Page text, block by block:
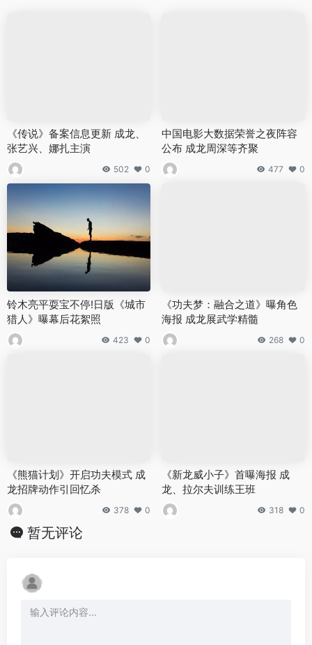
《传说》备案信息更新 成龙、
张艺兴、娜扎主演
502 0
中国电影大数据荣誉之夜阵容
公布 成龙周深等齐聚
477 0
铃木亮平耍宝不停!日版《城市
猎人》曝幕后花絮照
423 0
《功夫梦：融合之道》曝角色
海报 成龙展武学精髓
268 0
《熊猫计划》开启功夫模式 成
龙招牌动作引回忆杀
378 0
《新龙威小子》首曝海报 成
龙、拉尔夫训练王班
318 0
暂无评论